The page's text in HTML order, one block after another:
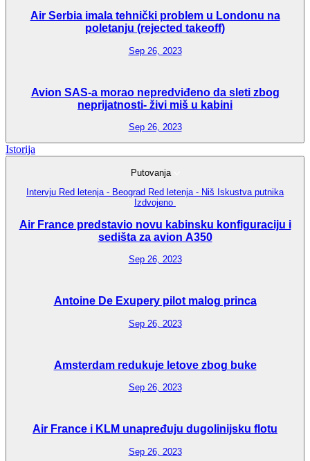
Air Serbia imala tehnički problem u Londonu na
poletanju (rejected takeoff)
Sep 26, 2023
Avion SAS-a morao nepredviđeno da sleti zbog
neprijatnosti- živi miš u kabini
Sep 26, 2023
Istorija
Putovanja
Intervju Red letenja - Beograd Red letenja - Niš Iskustva putnika
Izdvojeno
Air France predstavio novu kabinsku konfiguraciju i
sedišta za avion A350
Sep 26, 2023
Antoine De Exupery pilot malog princa
Sep 26, 2023
Amsterdam redukuje letove zbog buke
Sep 26, 2023
Air France i KLM unapređuju dugolinijsku flotu
Sep 26, 2023